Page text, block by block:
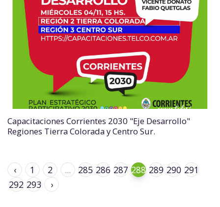
Capacitaciones Corrientes 2030 "Eje Desarrollo"
Regiones Tierra Colorada y Centro Sur.
‹ 1 2 ... 285 286 287 288 289 290 291
292 293 ›